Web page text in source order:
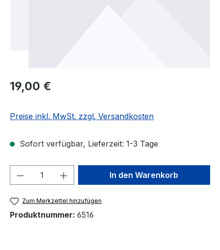
Regulärer Preis:
19,00 €
Preise inkl. MwSt. zzgl. Versandkosten
Sofort verfügbar, Lieferzeit: 1-3 Tage
Produkt Anzahl: Gib denIn den Warenkorb
Zum Merkzettel hinzufügen
Produktnummer: 6516